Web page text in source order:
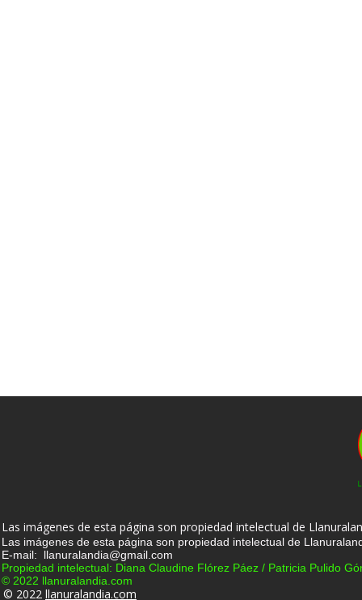
Las imágenes de esta página son propiedad intelectual de
Las imágenes de esta página son propiedad intelectual de
E-mail: llanuralandia@gmail.com
Propiedad intelectual: Diana Claudine Flórez Páez / Patricia Pulido
© 2022 llanuralandia.com
© 2022 llanuralandia.com